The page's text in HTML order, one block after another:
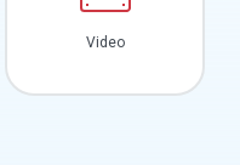
Video